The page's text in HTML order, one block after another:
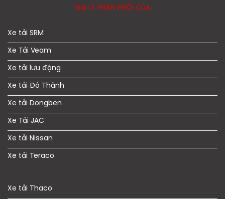
ĐẠI LÝ PHÂN PHỐI CỦA
Xe tải SRM
Xe Tải Veam
Xe tải lưu động
Xe tải Đô Thành
Xe tải Dongben
Xe Tải JAC
Xe tải Nissan
Xe tải Teraco
Xe tải Thaco